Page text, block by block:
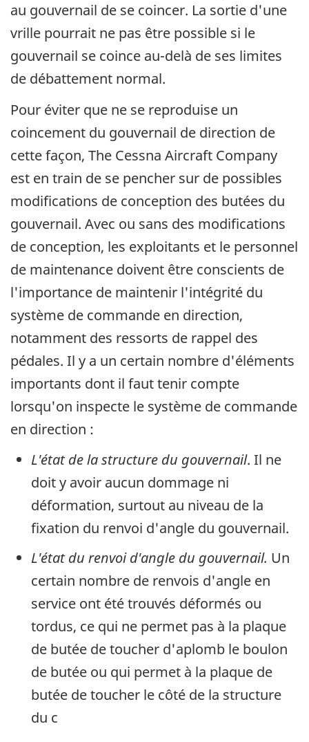
au gouvernail de se coincer. La sortie d'une
vrille pourrait ne pas être possible si le
gouvernail se coince au-delà de ses limites
de débattement normal.
Pour éviter que ne se reproduise un
coincement du gouvernail de direction de
cette façon, The Cessna Aircraft Company
est en train de se pencher sur de possibles
modifications de conception des butées du
gouvernail. Avec ou sans des modifications
de conception, les exploitants et le personnel
de maintenance doivent être conscients de
l'importance de maintenir l'intégrité du
système de commande en direction,
notamment des ressorts de rappel des
pédales. Il y a un certain nombre d'éléments
importants dont il faut tenir compte
lorsqu'on inspecte le système de commande
en direction :
L'état de la structure du gouvernail. Il ne
doit y avoir aucun dommage ni
déformation, surtout au niveau de la
fixation du renvoi d'angle du gouvernail.
L'état du renvoi d'angle du gouvernail. Un
certain nombre de renvois d'angle en
service ont été trouvés déformés ou
tordus, ce qui ne permet pas à la plaque
de butée de toucher d'aplomb le boulon
de butée ou qui permet à la plaque de
butée de toucher le côté de la structure
du c